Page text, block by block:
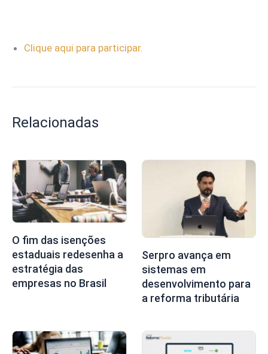
Clique aqui para participar.
Relacionadas
O fim das isenções
estaduais redesenha a
estratégia das
empresas no Brasil
Serpro avança em
sistemas em
desenvolvimento para
a reforma tributária